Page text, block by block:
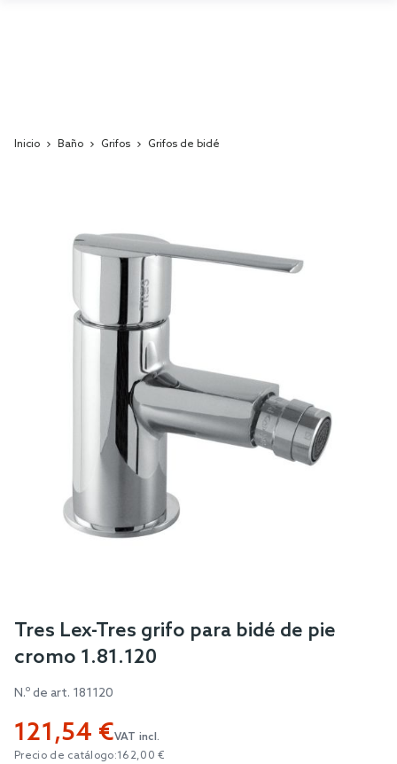
Inicio Baño Grifos Grifos de bidé
Skip
beginning
the
images
Tres Lex-Tres grifo para bidé de pie
cromo 1.81.120
N.º de art. 181120
121,54 €VAT incl.
Precio de catálogo:162,00 €